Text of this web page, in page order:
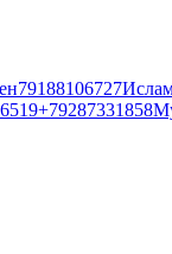
79188106727
+79287331858